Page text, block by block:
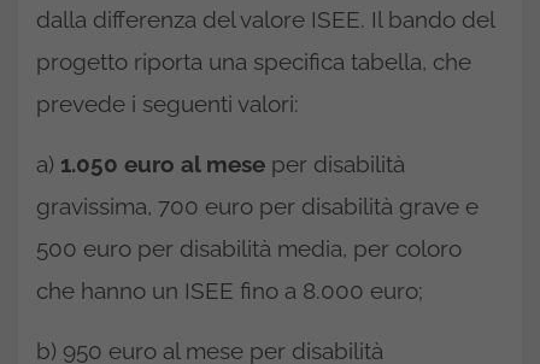
dalla differenza del valore ISEE. Il bando del
progetto riporta una specifica tabella, che
prevede i seguenti valori:
a) 1.050 euro al mese per disabilità
gravissima, 700 euro per disabilità grave e
500 euro per disabilità media, per coloro
che hanno un ISEE fino a 8.000 euro;
b) 950 euro al mese per disabilità